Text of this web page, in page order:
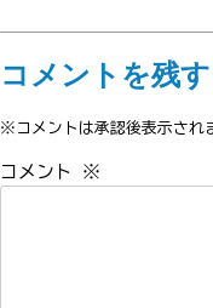
コメントを残す
※コメントは承認後表示され
コメント ※